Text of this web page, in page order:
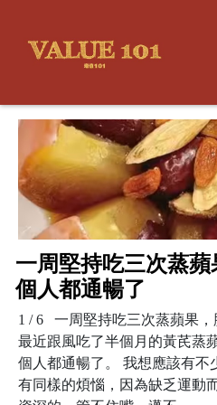
一周堅持吃三次蒸
個人都通暢了
1 / 6 一周堅持吃三次蒸蘋果
最近跟風吃了半個月的黃芪蒸
個人都通暢了。 我想應該有不
有同樣的煩惱，因為缺乏運動